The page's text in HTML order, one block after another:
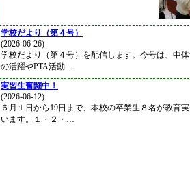
学校だより（第４号）
(2026-06-26)
学校だより（第４号）を配信します。今号は、中
の活躍やPTA活動…
実習生奮闘中！
(2026-06-12)
６月１日から19日まで、本校の卒業生８名が教育
います。１・２・…